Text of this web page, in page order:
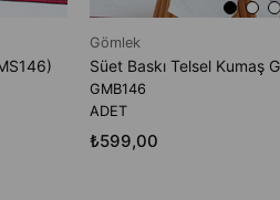
Gömlek
Süet Baskı Telsel Kumaş
GMB146
ADET
₺599,00